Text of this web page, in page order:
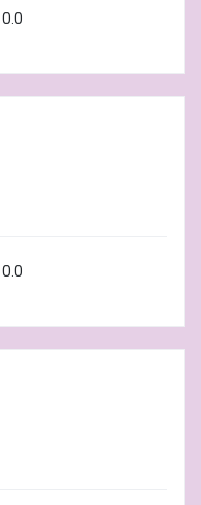
0.0
0.0